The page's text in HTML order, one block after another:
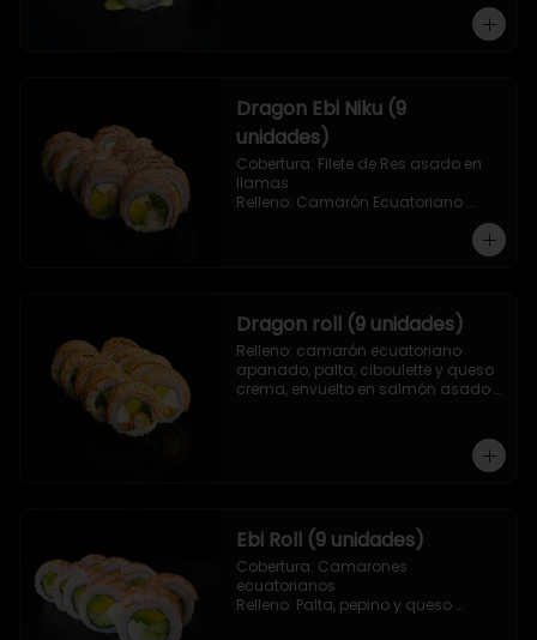
Dragon Ebi Niku (9
unidades)
Cobertura: Filete de Res asado en
llamas
Relleno: Camarón Ecuatoriano
Dragon roll (9 unidades)
Relleno: camarón ecuatoriano
apanado, palta, ciboulette y queso
crema, envuelto en salmón asado
Ebi Roll (9 unidades)
Cobertura: Camarones
ecuatorianos
Relleno: Palta, pepino y queso